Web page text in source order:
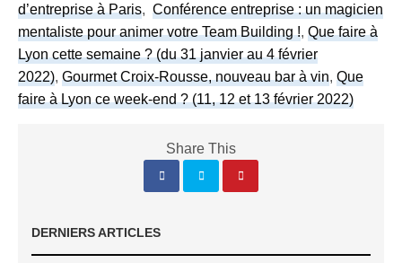
d’entreprise à Paris,Conférence entreprise : un magicien
mentaliste pour animer votre Team Building !,Que faire à
Lyon cette semaine ? (du 31 janvier au 4 février
2022),Gourmet Croix-Rousse, nouveau bar à vin,Que
faire à Lyon ce week-end ? (11, 12 et 13 février 2022)
Share This
DERNIERS ARTICLES